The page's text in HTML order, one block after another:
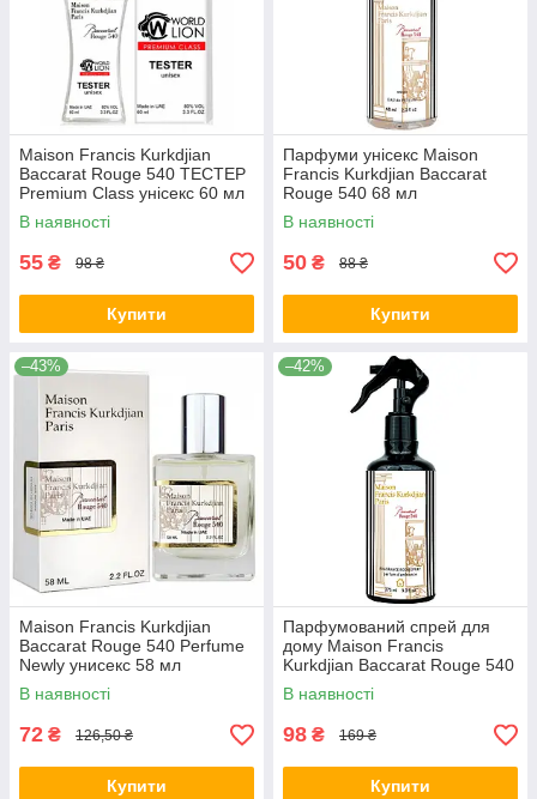
Maison Francis Kurkdjian
Baccarat Rouge 540 ТЕСТЕР
Premium Class унісекс 60 мл
В наявності
55 ₴ 98 ₴
Купити
Парфуми унісекс Maison
Francis Kurkdjian Baccarat
Rouge 540 68 мл
В наявності
50 ₴ 88 ₴
Купити
–43%
Maison Francis Kurkdjian
Baccarat Rouge 540 Perfume
Newly унисекс 58 мл
В наявності
72 ₴ 126,50 ₴
Купити
–42%
Парфумований спрей для
дому Maison Francis
Kurkdjian Baccarat Rouge 540
Brand Collection 275 мл
В наявності
98 ₴ 169 ₴
Купити